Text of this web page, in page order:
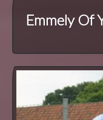
Emmely Of